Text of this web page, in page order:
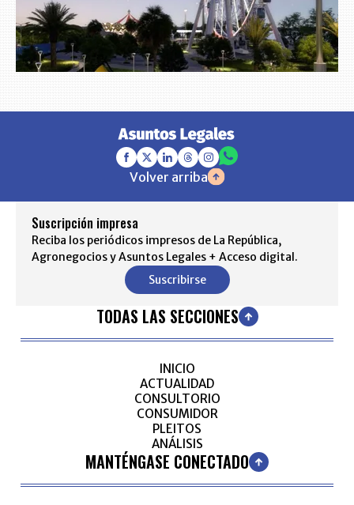
Volver arriba
Suscripción impresa
Reciba los periódicos impresos de La República,
Agronegocios y Asuntos Legales + Acceso digital.
Suscribirse
TODAS LAS SECCIONES
INICIO
ACTUALIDAD
CONSULTORIO
CONSUMIDOR
PLEITOS
ANÁLISIS
MANTÉNGASE CONECTADO